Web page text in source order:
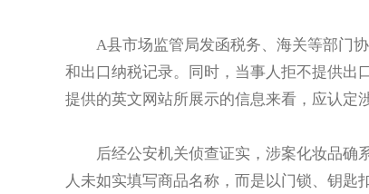
A县市场监管局发函税务、海关等部门
和出口纳税记录。同时，当事人拒不提供出
提供的英文网站所展示的信息来看，应认定
后经公安机关侦查证实，涉案化妆品确
人未如实填写商品名称，而是以门锁、钥